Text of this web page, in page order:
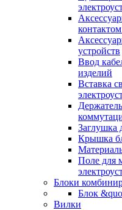
устройств
Ввод
изделий
Вставка
Заглушка
Крышка
Поле для
Блоки
Блок
Вилки